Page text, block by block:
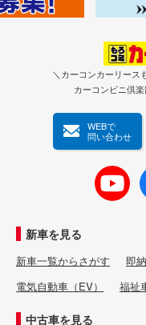
＼カーコンカーリース
カーコンビニ倶
WEBで
問い合わせ
新車を見る
新車一覧からさがす 即
電気自動車（EV）
福祉
中古車を見る